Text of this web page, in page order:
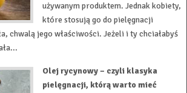
używanym produktem. Jednak kobiety,
które stosują go do pielęgnacji
chwalą jego właściwości. Jeżeli i ty chciałabyś
Olej rycynowy – czyli klasyka
pielęgnacji, którą warto mieć